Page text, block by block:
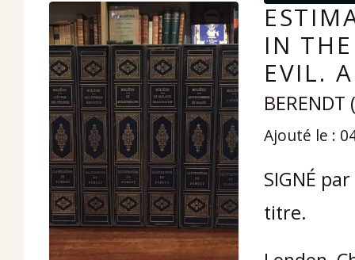
IN
EVIL.
BERENDT
Ajouté le :
SIGNÉ
titre.